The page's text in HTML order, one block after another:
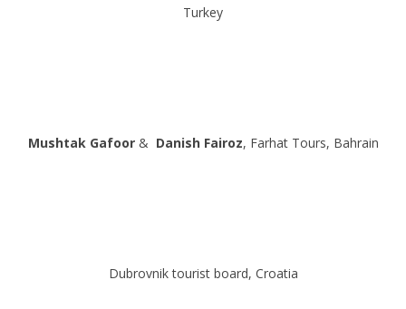
Turkey
Mushtak Gafoor& Danish Fairoz, Farhat Tours, Bahrain
Dubrovnik tourist board, Croatia